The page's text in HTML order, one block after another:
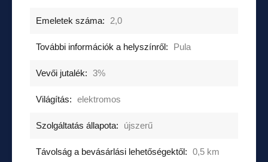
Emeletek száma: 2,0
További információk a helyszínről: Pula
Vevői jutalék: 3%
Világítás: elektromos
Szolgáltatás állapota: újszerű
Távolság a bevásárlási lehetőségektől: 0,5 km